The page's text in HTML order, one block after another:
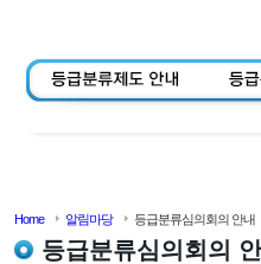
Home 알림마당 등급분류심의회의 안내
등급분류심의회의